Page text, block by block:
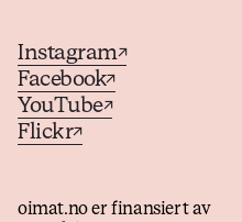
Instagram↗
Facebook↗
YouTube↗
Flickr↗
oimat.no er finansiert av